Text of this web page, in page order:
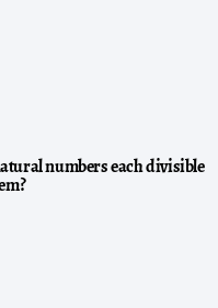
numbers each divisible